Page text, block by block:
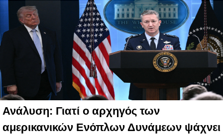
Ανάλυση: Γιατί ο αρχηγός των
αμερικανικών Ενόπλων Δυνάμεων ψάχνει